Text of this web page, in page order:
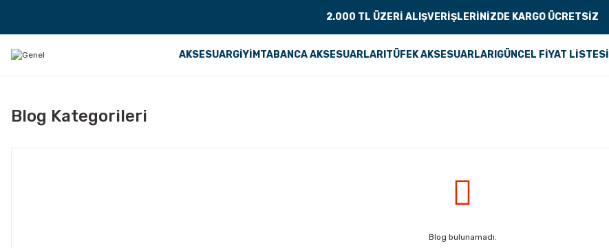
2.000 TL ÜZERİ ALIŞVERİŞLERİNİZDE KARGO ÜCRETSİZ
AKSESUARGİYİMTABANCA AKSESUARLARI TÜFEK AKSESUARLARI GÜNCEL FİYAT LİSTESİ
Blog Kategorileri
Blog bulunamadı.